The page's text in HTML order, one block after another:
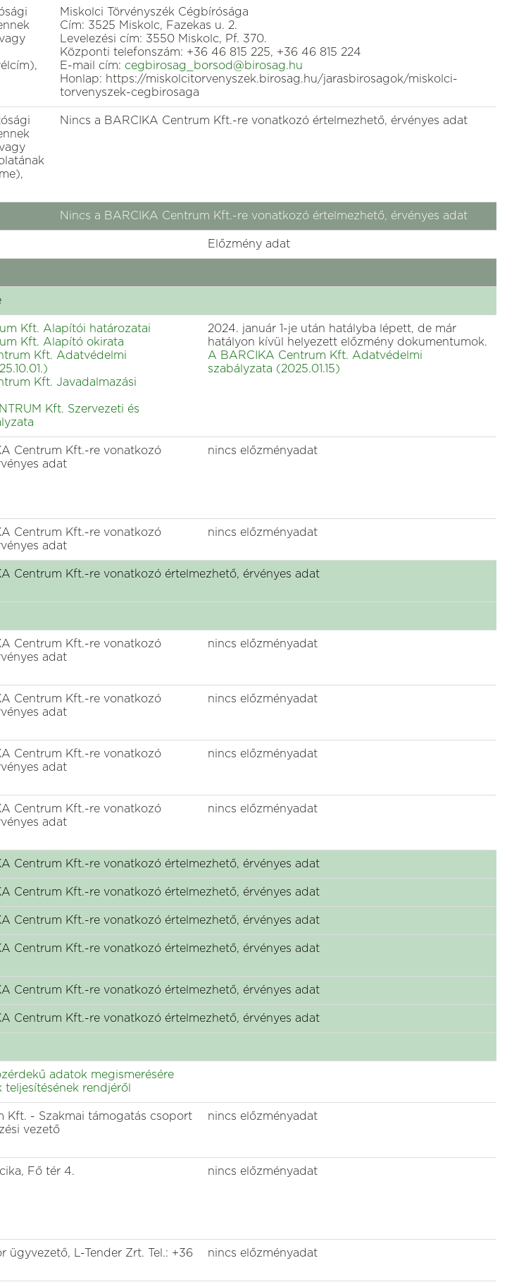
Miskolci Törvényszék Cégbírósága
Cím: 3525 Miskolc, Fazekas u. 2.
Levelezési cím: 3550 Miskolc, Pf. 370.
Központi telefonszám: +36 46 815 225, +36 46 815 224
E-mail cím: cegbirosag_borsod@birosag.hu
Honlap: https://miskolcitorvenyszek.birosag.hu/jarasbirosagok/miskolci-
torvenyszek-cegbirosaga
Nincs a BARCIKA Centrum Kft.-re vonatkozó értelmezhető, érvényes adat
Nincs a BARCIKA Centrum Kft.-re vonatkozó értelmezhető, érvényes adat
Előzmény adat
Kft. Alapítói határozatai
Kft. Alapító okirata
Kft. Adatvédelmi
Kft. Javadalmazási
Kft. Szervezeti és
2024. január 1-je után hatályba lépett, de már
hatályon kívül helyezett előzmény dokumentumok.
A BARCIKA Centrum Kft. Adatvédelmi
szabályzata (2025.01.15)
Centrum Kft.-re vonatkozó
adat
nincs előzményadat
Centrum Kft.-re vonatkozó
adat
nincs előzményadat
Centrum Kft.-re vonatkozó értelmezhető, érvényes adat
Centrum Kft.-re vonatkozó
adat
nincs előzményadat
Centrum Kft.-re vonatkozó
adat
nincs előzményadat
Centrum Kft.-re vonatkozó
adat
nincs előzményadat
Centrum Kft.-re vonatkozó
adat
nincs előzményadat
Centrum Kft.-re vonatkozó értelmezhető, érvényes adat
Centrum Kft.-re vonatkozó értelmezhető, érvényes adat
Centrum Kft.-re vonatkozó értelmezhető, érvényes adat
Centrum Kft.-re vonatkozó értelmezhető, érvényes adat
Centrum Kft.-re vonatkozó értelmezhető, érvényes adat
Centrum Kft.-re vonatkozó értelmezhető, érvényes adat
adatok megismerésére
teljesítésének rendjéről
Kft. - Szakmai támogatás csoport
vezető
nincs előzményadat
Fő tér 4. nincs előzményadat
ügyvezető, L-Tender Zrt. Tel.: +36
nincs előzményadat